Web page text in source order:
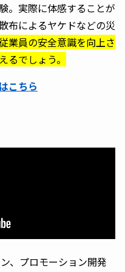
。実際に体感することが
布によるヤケドなどの災
業員の安全意識を向上さ
るでしょう。
こちら
、プロモーション開発